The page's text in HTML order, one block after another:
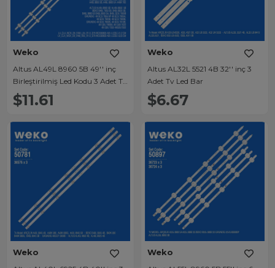
Weko
Altus AL49L 8960 5B 49'' inç
Birleştirilmiş Led Kodu 3 Adet Tv
Led Bar
$11.61
Weko
Altus AL32L 5521 4B 32'' inç 3
Adet Tv Led Bar
$6.67
Weko Weko